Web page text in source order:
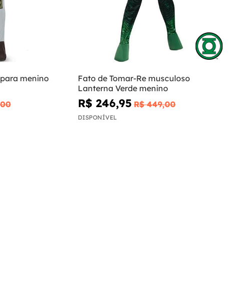
menino
Fato de Tomar-Re musculoso
Lanterna Verde menino
R$ 246,95 R$ 449,00
DISPONÍVEL